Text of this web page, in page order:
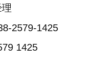
2579-1425
1425